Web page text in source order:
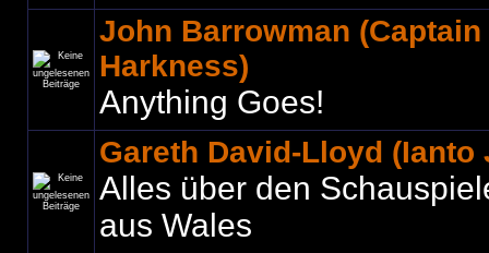
John Barrowman
Harkness)
Anything Goes!
Gareth David-Lloyd (Ianto
Alles über den
aus Wales